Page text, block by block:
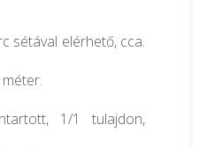
sétával elérhető, cca.
1/1 tulajdon,